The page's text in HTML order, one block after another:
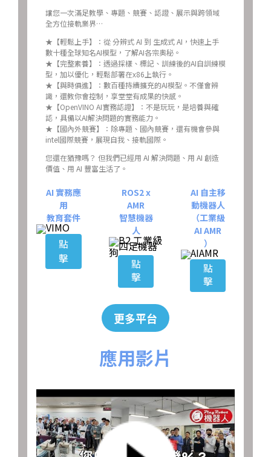
讓您一次滿足教學、專題、競賽、認證、展示與跨領域
全方位接軌業界…
★【輕鬆上手】：從 分辨式 AI 到 生成式 AI，快速上手
數十種全球知名AI模型，了解AI各宗奧秘。
★【完整素養】：透過採樣、標記、訓練後的AI自訓練模
型，加以優化，輕鬆部署在x86上執行。
★【與時俱進】：數百種持續擴充的AI模型。不僅會辨
識，還教你會控制，享堂堂有成果的快感。
★【OpenVINO AI實務認證】：不是玩玩，是培養與確
認，具備以AI解決問題的實務能力。
★【國內外競賽】：除專題、國內競賽，還有機會參與
intel國際競賽，展現自我、接軌國際。
您還在猶豫嗎？ 但我們已經用 AI 解決問題、用 AI 創造
價值、用 AI 豐富生活了。
AI 實務應
用
教育套件
點
擊
ROS2 x
AMR
智慧機器
人
點
擊
AI 自主移
動機器人
（工業級
AI AMR
）
點
擊
更多平台
應用影片